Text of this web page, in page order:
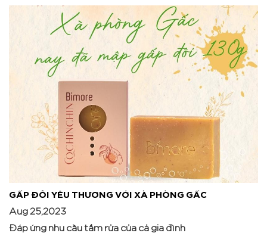
GẤP ĐÔI YÊU THƯƠNG VỚI XÀ PHÒNG GẤC
Aug 25,2023
Đáp ứng nhu cầu tắm rửa của cả gia đình